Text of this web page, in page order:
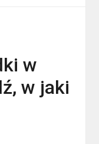
w
w jaki